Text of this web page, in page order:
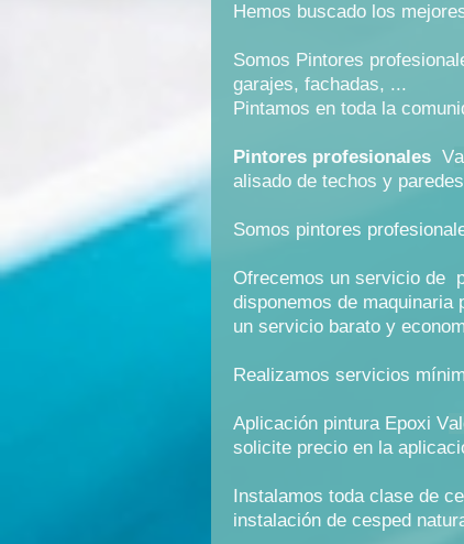
Hemos buscado los
Somos Pintores
garajes, fachadas, ...
Pintamos en toda la
Pintores profesionales V
alisado de techos y
Somos pintores
Ofrecemos un servicio de
disponemos de maquinaria
un servicio barato y
Realizamos servicios
Aplicación pintura Epoxi V
solicite precio en la
Instalamos toda clase de
instalación de cesped